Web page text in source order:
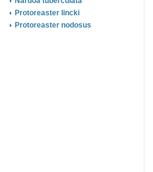
Protoreaster lincki
Protoreaster nodosus